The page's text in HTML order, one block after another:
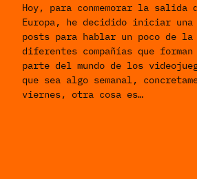
Hoy, para conmemorar la salida
Europa, he decidido iniciar una
posts para hablar un poco de
diferentes compañías que forman
parte del mundo de los
que sea algo semanal,
viernes, otra cosa es…